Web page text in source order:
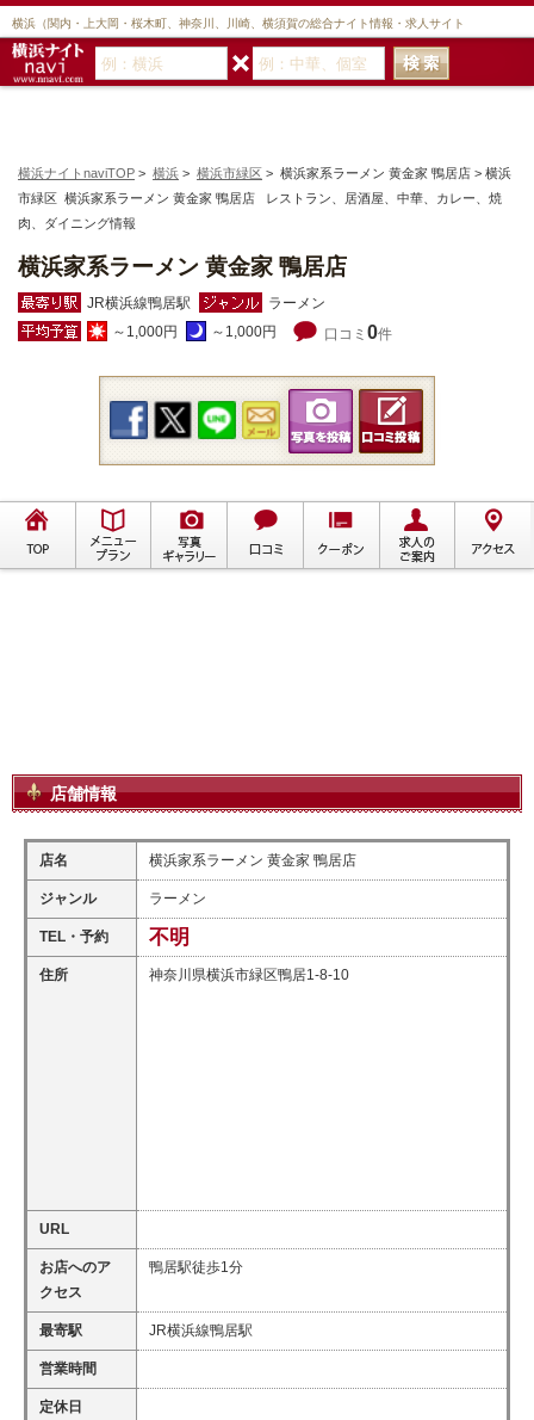
横浜（関内・上大岡・桜木町、神奈川、川崎、横須賀の総合ナイト情報・求人サイト
横浜ナイトnaviTOP > 横浜 > 横浜市緑区 > 横浜家系ラーメン 黄金家 鴨居店 > 横浜
市緑区 横浜家系ラーメン 黄金家 鴨居店 レストラン、居酒屋、中華、カレー、焼
肉、ダイニング情報
横浜家系ラーメン 黄金家 鴨居店
JR横浜線鴨居駅
ラーメン
～1,000円
～1,000円 口コミ 0件
店舗情報
店名 横浜家系ラーメン 黄金家 鴨居店
ジャンル ラーメン
TEL・予約 不明
住所 神奈川県横浜市緑区鴨居1-8-10
URL
お店へのア
クセス
鴨居駅徒歩1分
最寄駅 JR横浜線鴨居駅
営業時間
定休日